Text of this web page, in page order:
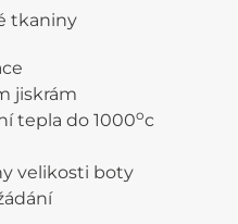
tkaniny
jiskrám
tepla do 1000oc
velikosti boty